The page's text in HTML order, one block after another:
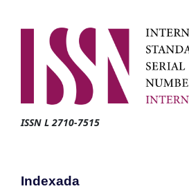
ISSN L 2710-7515
Indexada